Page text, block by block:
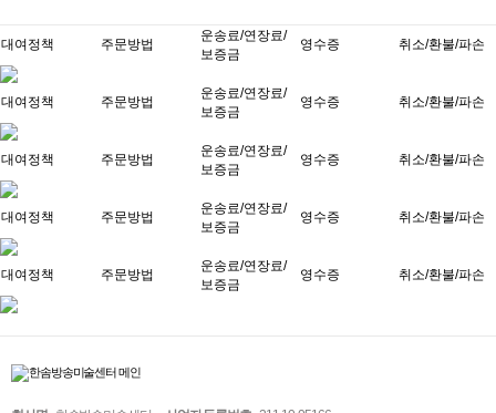
대여정책 주문방법
운송료/연장료/
보증금
영수증 취소/환불/파손
대여정책 주문방법
운송료/연장료/
보증금
영수증 취소/환불/파손
대여정책 주문방법
운송료/연장료/
보증금
영수증 취소/환불/파손
대여정책 주문방법
운송료/연장료/
보증금
영수증 취소/환불/파손
대여정책 주문방법
운송료/연장료/
보증금
영수증 취소/환불/파손